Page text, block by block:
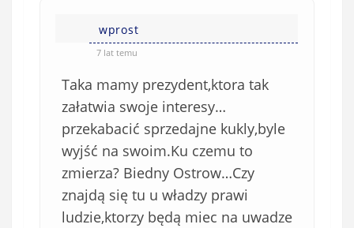
wprost
7 lat temu
Taka mamy prezydent,ktora tak
załatwia swoje interesy…
przekabacić sprzedajne kukly,byle
wyjść na swoim.Ku czemu to
zmierza? Biedny Ostrow…Czy
znajdą się tu u władzy prawi
ludzie,ktorzy będą miec na uwadze